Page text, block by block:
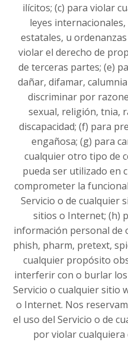
ilícitos; (c) para violar
leyes
estatales, u
violar el derecho de
de terceras partes; (e)
dañar, difamar,
discriminar por
sexual, religión, tnia,
discapacidad; (f) para
engañosa; (g) para
cualquier otro tipo de
pueda ser utilizado en
comprometer la
Servicio o de cualquier
sitios o Internet; (h)
información personal de
phish, pharm, pretext,
cualquier propósito
interferir con o burlar
Servicio o cualquier sitio
o Internet. Nos
el uso del Servicio o de
por violar cualquiera